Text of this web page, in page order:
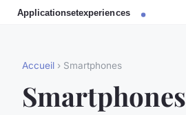
Accueil › Smartphones
Smartphones